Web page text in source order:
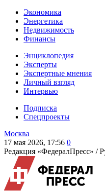
Экономика
Энергетика
Недвижимость
Финансы
Энциклопедия
Эксперты
Экспертные мнения
Личный взгляд
Интервью
Подписка
Спецпроекты
Москва
17 мая 2026, 17:56 0
Редакция «ФедералПресс» /